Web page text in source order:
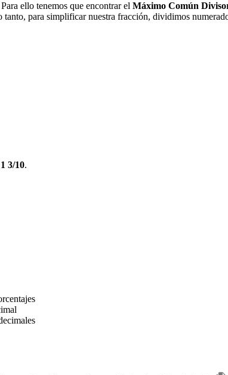
ello tenemos que encontrar el Máximo Común
tanto, para simplificar nuestra fracción, dividimos
1 3/10.